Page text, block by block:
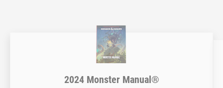
2024 Monster Manual®